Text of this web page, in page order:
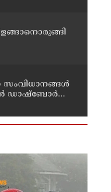
ഡാഷ്ബോർഡ്;
പുതിയ